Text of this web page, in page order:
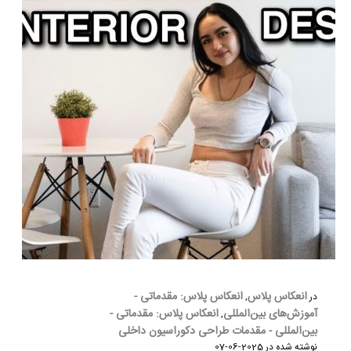
درانعکاس پلاس,انعکاس پلاس: مقدماتی -
آموزش‌های بین‌المللی,انعکاس پلاس: مقدماتی -
بین‌المللی - مقدمات طراحی دکوراسیون داخلی
نوشته شده در2025-06-07